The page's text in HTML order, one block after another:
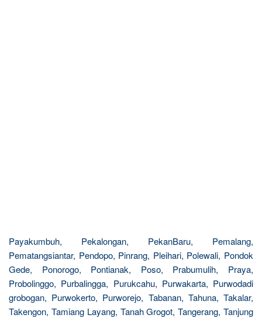
Payakumbuh, Pekalongan, PekanBaru, Pemalang,
Pematangsiantar, Pendopo, Pinrang, Pleihari, Polewali, Pondok
Gede, Ponorogo, Pontianak, Poso, Prabumulih, Praya,
Probolinggo, Purbalingga, Purukcahu, Purwakarta, Purwodadi
grobogan, Purwokerto, Purworejo, Tabanan, Tahuna, Takalar,
Takengon, Tamiang Layang, Tanah Grogot, Tangerang, Tanjung